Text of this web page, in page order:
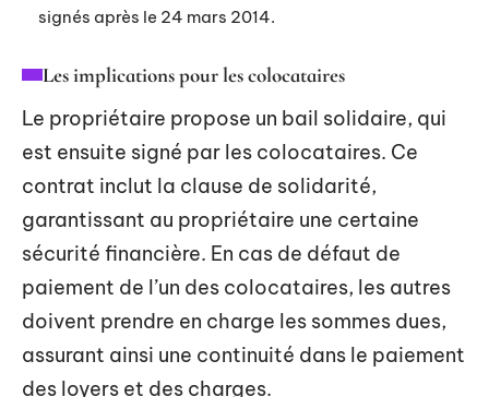
signés après le 24 mars 2014.
Les implications pour les colocataires
Le propriétaire propose un bail solidaire, qui
est ensuite signé par les colocataires. Ce
contrat inclut la clause de solidarité,
garantissant au propriétaire une certaine
sécurité financière. En cas de défaut de
paiement de l’un des colocataires, les autres
doivent prendre en charge les sommes dues,
assurant ainsi une continuité dans le paiement
des loyers et des charges.